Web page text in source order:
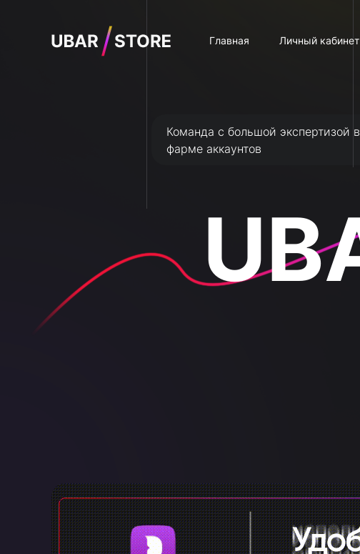
Главная Личный кабинет
Команда с большой экспертизой в
фарме аккаунтов